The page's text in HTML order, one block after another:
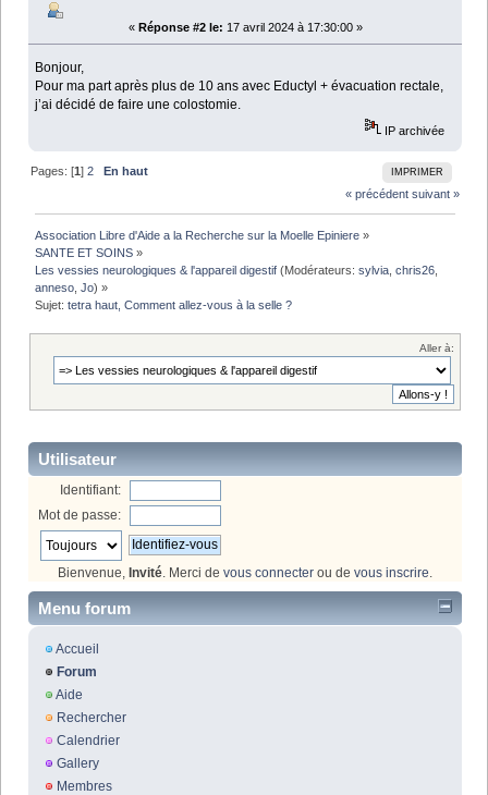
« Réponse #2 le: 17 avril 2024 à 17:30:00 »
Bonjour,
Pour ma part après plus de 10 ans avec Eductyl + évacuation rectale,
j’ai décidé de faire une colostomie.
IP archivée
IMPRIMER
Pages: [1]2
En haut
« précédent suivant »
Association Libre d'Aide a la Recherche sur la Moelle Epiniere »
SANTE ET SOINS »
Les vessies neurologiques & l'appareil digestif (Modérateurs:sylvia ,chris26
anneso ,Jo) »
Sujet:tetra haut, Comment allez-vous à la selle ?
Aller à:
Utilisateur
Identifiant:
Mot de passe:
Bienvenue, Invité. Merci de vous connecter ou de vous inscrire.
Menu forum
Accueil
Forum
Aide
Rechercher
Calendrier
Gallery
Membres